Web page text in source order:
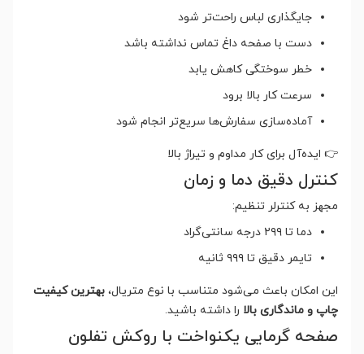
جایگذاری لباس راحت‌تر شود
دست با صفحه داغ تماس نداشته باشد
خطر سوختگی کاهش یابد
سرعت کار بالا برود
آماده‌سازی سفارش‌ها سریع‌تر انجام شود
👉 ایده‌آل برای کار مداوم و تیراژ بالا
کنترل دقیق دما و زمان
مجهز به کنترلر تنظیم:
دما تا ۲۹۹ درجه سانتی‌گراد
تایمر دقیق تا ۹۹۹ ثانیه
این امکان باعث می‌شود متناسب با نوع متریال، بهترین کیفیت
چاپ و ماندگاری بالا را داشته باشید.
صفحه گرمایی یکنواخت با روکش تفلون